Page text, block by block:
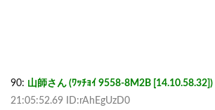
90: 山師さん (ﾜｯﾁｮｲ 9558-8M2B [14.10.58.32])
21:05:52.69 ID:rAhEgUzD0